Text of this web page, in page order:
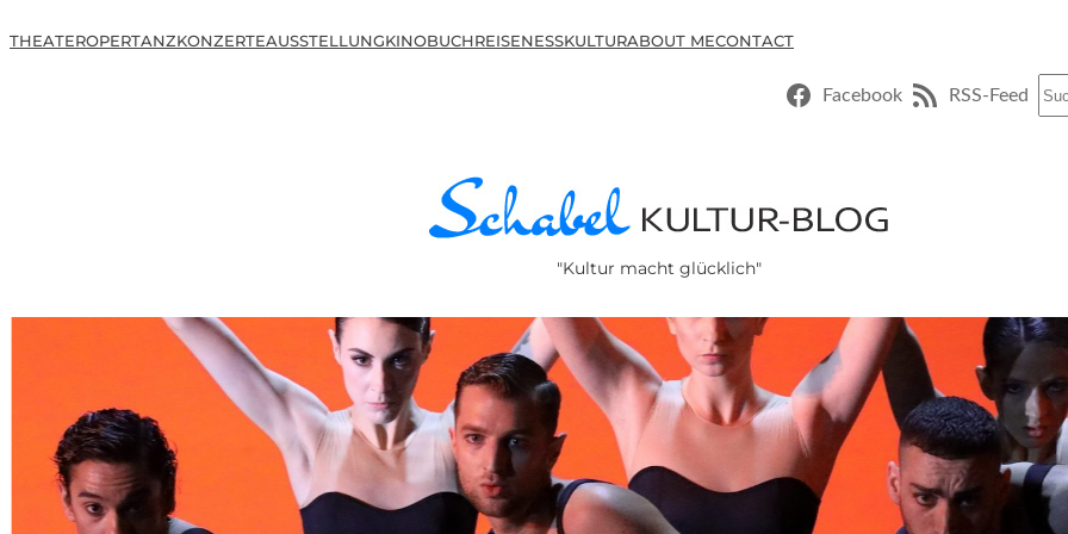
THEATEROPERTANZKONZERTEAUSSTELLUNGKINOBUCHREISENESSKULTURABOUT MECONTACT
Facebook RSS-Feed
"Kultur macht glücklich"